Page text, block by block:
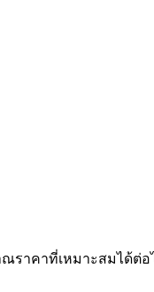
ราคาที่เหมาะสมได้ต่อ